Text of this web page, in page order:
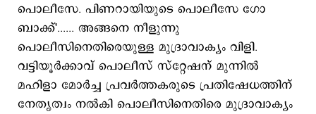
പൊലീസേ. പിണറായിയുടെ പൊലീസേ ഗോ
ബാക്ക്'...... അങ്ങനെ നീളുന്നു
പൊലീസിനെതിരെയുള്ള മുദ്രാവാക്യം വിളി.
വട്ടിയൂര്‍ക്കാവ് പൊലീസ് സ്റ്റേഷന് മുന്നില്‍
മഹിളാ മോര്‍ച്ച പ്രവര്‍ത്തകരുടെ പ്രതിഷേധത്തിന്
നേതൃത്വം നല്‍കി പൊലീസിനെതിരെ മുദ്രാവാക്യം